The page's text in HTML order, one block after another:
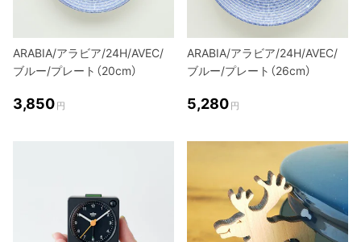
ARABIA/アラビア/24H/AVEC/
ブルー/プレート（20cm）
3,850 円
ARABIA/アラビア/24H/AVEC/
ブルー/プレート（26cm）
5,280 円